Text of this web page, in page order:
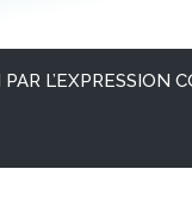
L’EXPRESSION